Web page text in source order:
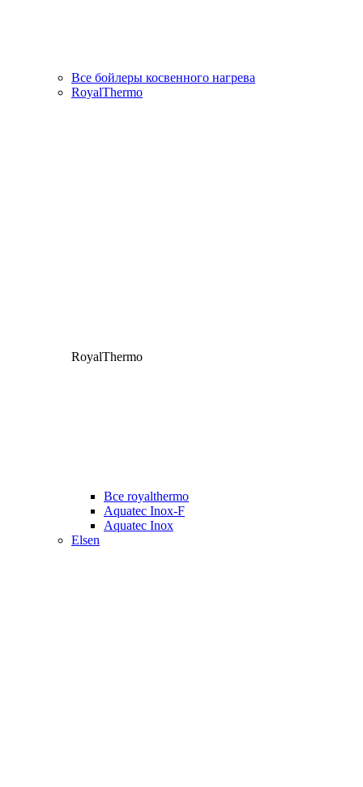
Все бойлеры косвенного нагрева
RoyalThermo
RoyalThermo
Все royalthermo
Aquatec Inox-F
Aquatec Inox
Elsen